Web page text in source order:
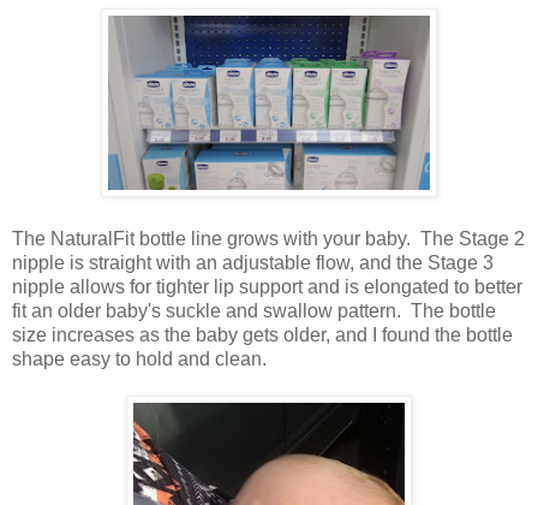
The NaturalFit bottle line grows with your baby. The Stage 2
nipple is straight with an adjustable flow, and the Stage 3
nipple allows for tighter lip support and is elongated to better
fit an older baby's suckle and swallow pattern. The bottle
size increases as the baby gets older, and I found the bottle
shape easy to hold and clean.